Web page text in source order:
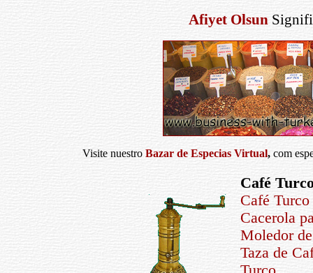
Afiyet Olsun
Visite nuestro Bazar de Especias Virtual,com
Café
Café
Cacerola
Moledor
Taza de